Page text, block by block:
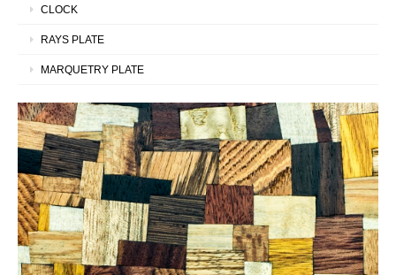
CLOCK
RAYS PLATE
MARQUETRY PLATE